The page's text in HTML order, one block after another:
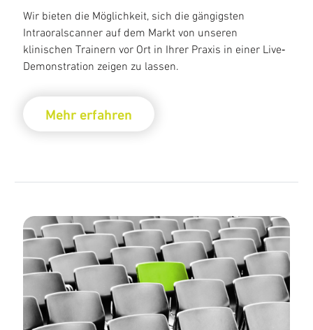
Wir bieten die Möglichkeit, sich die gängigsten
Intraoralscanner auf dem Markt von unseren
klinischen Trainern vor Ort in Ihrer Praxis in einer Live‐
Demonstration zeigen zu lassen.
Mehr erfahren